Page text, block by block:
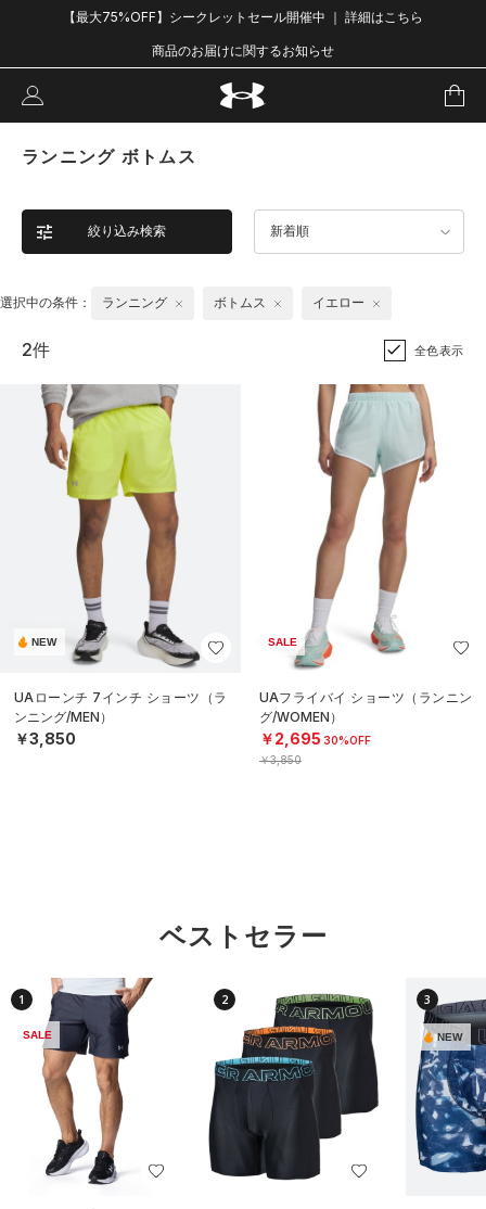
【最大75%OFF】シークレットセール開催中 ｜ 詳細はこちら
商品のお届けに関するお知らせ
ランニング ボトムス
絞り込み検索 新着順
選択中の条件： ランニング ボトムス イエロー
2件 全色表示
NEW
UAローンチ 7インチ ショーツ（ラ
ンニング/MEN）
￥3,850
SALE
UAフライバイ ショーツ（ランニン
グ/WOMEN）
￥2,695 30%OFF
￥3,850
ベストセラー
1
SALE
2 3
NEW